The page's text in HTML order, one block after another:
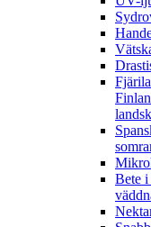
Bete i